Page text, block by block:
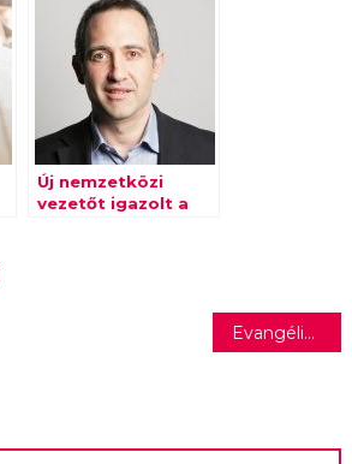
Új nemzetközi
vezetőt igazolt a
Evangélistákkal népszerűsíti a marketinget a Magyar Marketing Szövetség